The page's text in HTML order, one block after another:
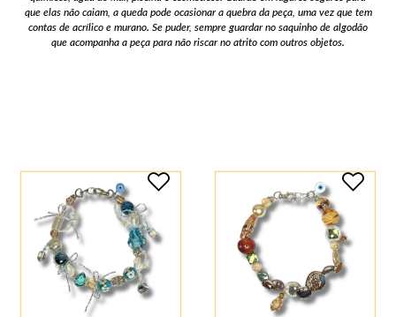
que elas não caiam, a queda pode ocasionar a quebra da peça, uma vez que tem
contas de acrílico e murano. Se puder, sempre guardar no saquinho de algodão
que acompanha a peça para não riscar no atrito com outros objetos.